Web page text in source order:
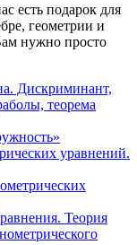
есть подарок для
геометрии и
нужно просто
Дискриминант,
теорема
уравнений.
Теория